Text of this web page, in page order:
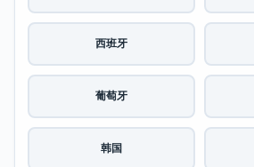
西班牙
葡萄牙
韩国